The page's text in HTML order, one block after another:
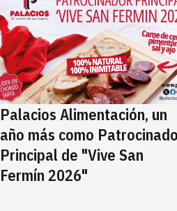
Palacios Alimentación, un
año más como
Principal de "Vive San
Fermín 2026"